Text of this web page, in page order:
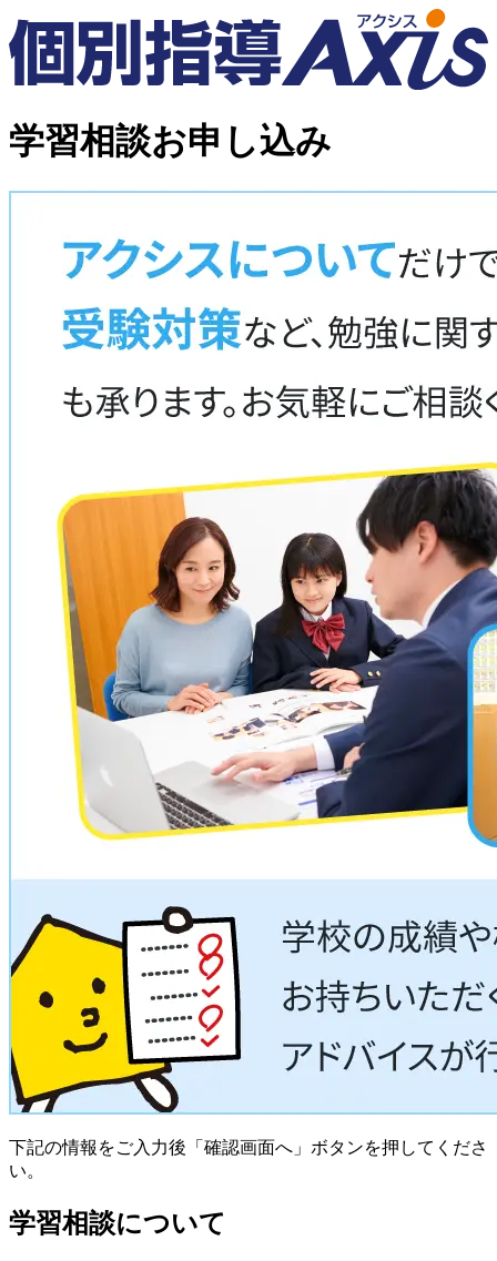
学習相談お申し込み
下記の情報をご入力後「確認画面へ」ボタンを押してくださ
い。
学習相談について